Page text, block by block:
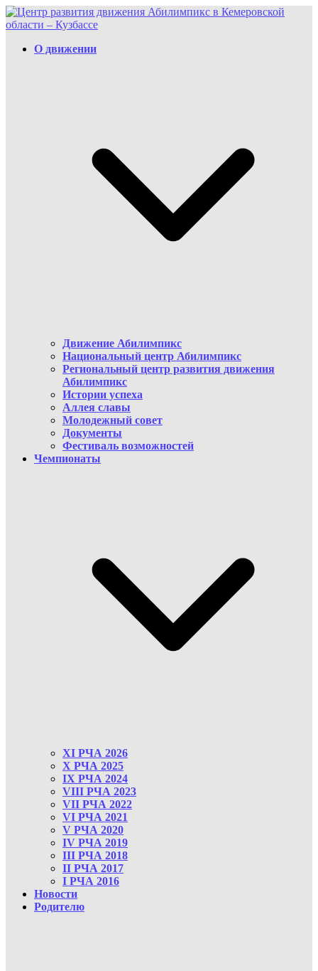
Перейти
к
О движении
Движение Абилимпикс
Национальный центр Абилимпикс
Региональный центр развития движения
Абилимпикс
Истории успеха
Аллея славы
Молодежный совет
Документы
Фестиваль возможностей
Чемпионаты
XI РЧА 2026
X РЧА 2025
IX РЧА 2024
VIII РЧА 2023
VII РЧА 2022
VI РЧА 2021
V РЧА 2020
IV РЧА 2019
III РЧА 2018
II РЧА 2017
I РЧА 2016
Новости
Родителю